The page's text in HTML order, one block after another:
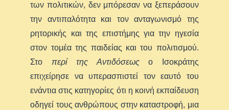
των πολιτικών, δεν μπόρεσαν να ξεπεράσουν
την αντιπαλότητα και τον ανταγωνισμό της
ρητορικής και της επιστήμης για την ηγεσία
στον τομέα της παιδείας και του πολιτισμού.
Στο περί της Αντιδόσεωςο Ισοκράτης
επιχείρησε να υπερασπιστεί τον εαυτό του
ενάντια στις κατηγορίες ότι η κοινή εκπαίδευση
οδηγεί τους ανθρώπους στην καταστροφή, μια